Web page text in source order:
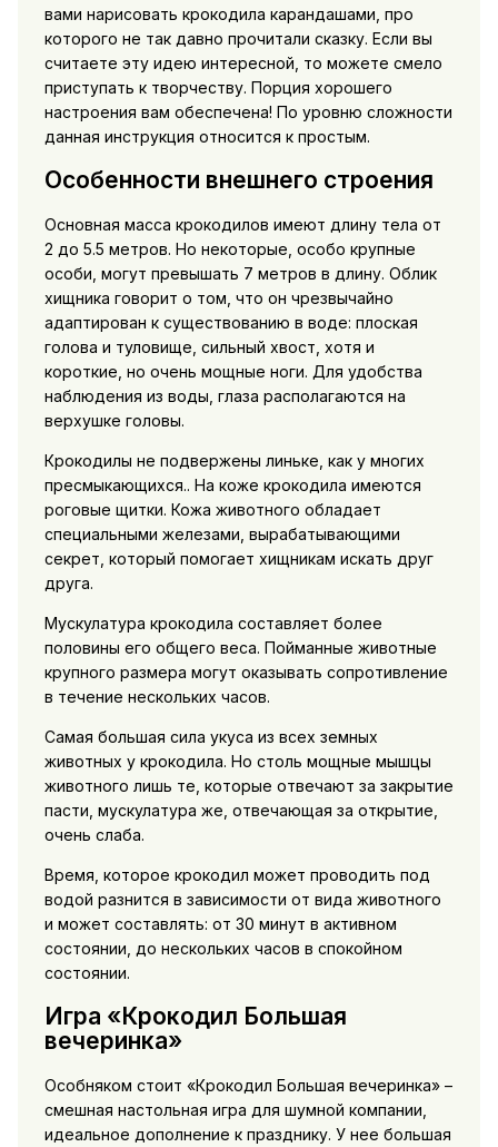
вами нарисовать крокодила карандашами, про
которого не так давно прочитали сказку. Если вы
считаете эту идею интересной, то можете смело
приступать к творчеству. Порция хорошего
настроения вам обеспечена! По уровню сложности
данная инструкция относится к простым.
Особенности внешнего строения
Основная масса крокодилов имеют длину тела от
2 до 5.5 метров. Но некоторые, особо крупные
особи, могут превышать 7 метров в длину. Облик
хищника говорит о том, что он чрезвычайно
адаптирован к существованию в воде: плоская
голова и туловище, сильный хвост, хотя и
короткие, но очень мощные ноги. Для удобства
наблюдения из воды, глаза располагаются на
верхушке головы.
Крокодилы не подвержены линьке, как у многих
пресмыкающихся.. На коже крокодила имеются
роговые щитки. Кожа животного обладает
специальными железами, вырабатывающими
секрет, который помогает хищникам искать друг
друга.
Мускулатура крокодила составляет более
половины его общего веса. Пойманные животные
крупного размера могут оказывать сопротивление
в течение нескольких часов.
Самая большая сила укуса из всех земных
животных у крокодила. Но столь мощные мышцы
животного лишь те, которые отвечают за закрытие
пасти, мускулатура же, отвечающая за открытие,
очень слаба.
Время, которое крокодил может проводить под
водой разнится в зависимости от вида животного
и может составлять: от 30 минут в активном
состоянии, до нескольких часов в спокойном
состоянии.
Игра «Крокодил Большая
вечеринка»
Особняком стоит «Крокодил Большая вечеринка» –
смешная настольная игра для шумной компании,
идеальное дополнение к празднику. У нее большая